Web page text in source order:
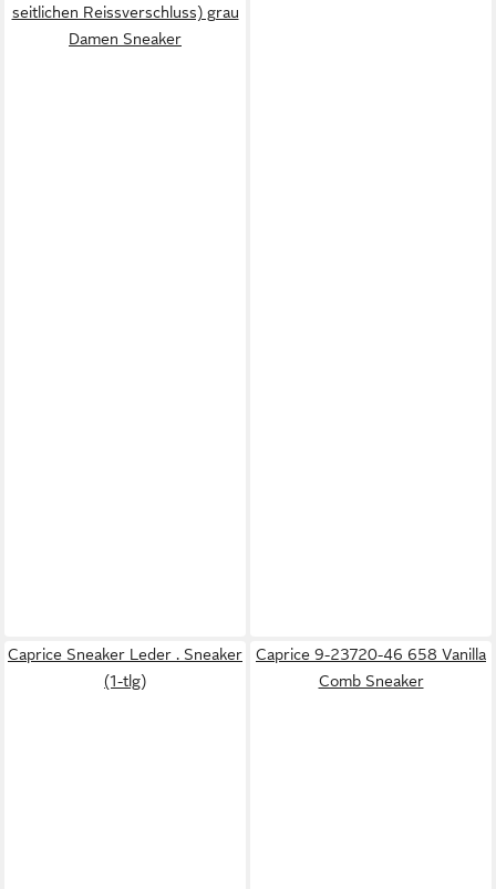
seitlichen Reissverschluss) grau
Damen Sneaker
Caprice Sneaker Leder . Sneaker
(1-tlg)
Caprice 9-23720-46 658 Vanilla
Comb Sneaker